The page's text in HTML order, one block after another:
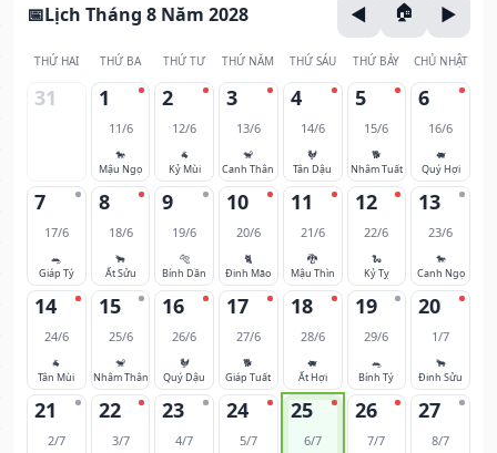
Lịch Tháng 8 Năm 2028
THỨ HAI THỨ BA THỨ TƯ THỨ NĂM THỨ SÁU THỨ BẢY CHỦ NHẬT
31 1
11/6
🐎
Mậu Ngọ
2
12/6
🐐
Kỷ Mùi
3
13/6
🐒
Canh Thân
4
14/6
🐓
Tân Dậu
5
15/6
🐕
Nhâm Tuất
6
16/6
🐖
Quý Hợi
7
17/6
🐀
Giáp Tý
8
18/6
🐂
Ất Sửu
9
19/6
🐅
Bính Dần
10
20/6
🐈
Đinh Mão
11
21/6
🐉
Mậu Thìn
12
22/6
🐍
Kỷ Tỵ
13
23/6
🐎
Canh Ngọ
14
24/6
🐐
Tân Mùi
15
25/6
🐒
Nhâm Thân
16
26/6
🐓
Quý Dậu
17
27/6
🐕
Giáp Tuất
18
28/6
🐖
Ất Hợi
19
29/6
🐀
Bính Tý
20
1/7
🐂
Đinh Sửu
21
2/7
22
3/7
23
4/7
24
5/7
25
6/7
26
7/7
27
8/7